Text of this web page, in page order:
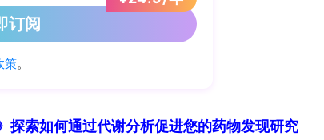
体系。
版物划分为四个50年区间：I期（1826–
探索如何通过代谢分析促进您的药物发现研究